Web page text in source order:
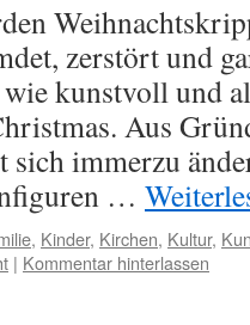
zerstört und
kunstvoll und
Aus
sich immerzu
…
, Kinder, Kirchen, Kultur,
| Kommentar hinterlassen